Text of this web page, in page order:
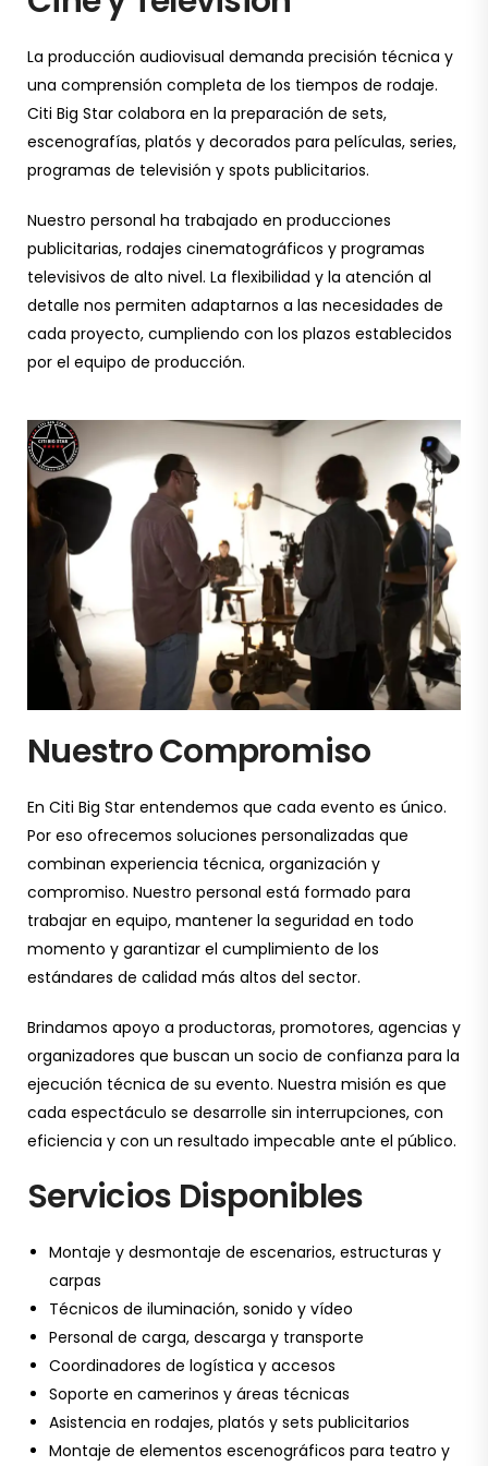
La producción audiovisual demanda precisión técnica y
una comprensión completa de los tiempos de rodaje.
Citi Big Star colabora en la preparación de sets,
escenografías, platós y decorados para películas, series,
programas de televisión y spots publicitarios.
Nuestro personal ha trabajado en producciones
publicitarias, rodajes cinematográficos y programas
televisivos de alto nivel. La flexibilidad y la atención al
detalle nos permiten adaptarnos a las necesidades de
cada proyecto, cumpliendo con los plazos establecidos
por el equipo de producción.
Nuestro Compromiso
En Citi Big Star entendemos que cada evento es único.
Por eso ofrecemos soluciones personalizadas que
combinan experiencia técnica, organización y
compromiso. Nuestro personal está formado para
trabajar en equipo, mantener la seguridad en todo
momento y garantizar el cumplimiento de los
estándares de calidad más altos del sector.
Brindamos apoyo a productoras, promotores, agencias y
organizadores que buscan un socio de confianza para la
ejecución técnica de su evento. Nuestra misión es que
cada espectáculo se desarrolle sin interrupciones, con
eficiencia y con un resultado impecable ante el público.
Servicios Disponibles
Montaje y desmontaje de escenarios, estructuras y
carpas
Técnicos de iluminación, sonido y vídeo
Personal de carga, descarga y transporte
Coordinadores de logística y accesos
Soporte en camerinos y áreas técnicas
Asistencia en rodajes, platós y sets publicitarios
Montaje de elementos escenográficos para teatro y